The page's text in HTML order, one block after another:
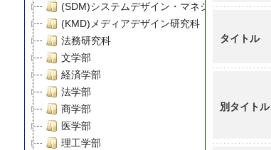
(SDM)システムデザイン・マネジメント研究科
(KMD)メディアデザイン研究科
法務研究科
文学部
経済学部
法学部
商学部
医学部
理工学部
タイトル
別タイトル